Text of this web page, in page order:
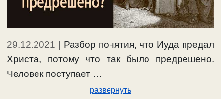
29.12.2021
Разбор понятия, что Иуда предал
Христа, потому что так было предрешено.
Человек поступает …
развернуть